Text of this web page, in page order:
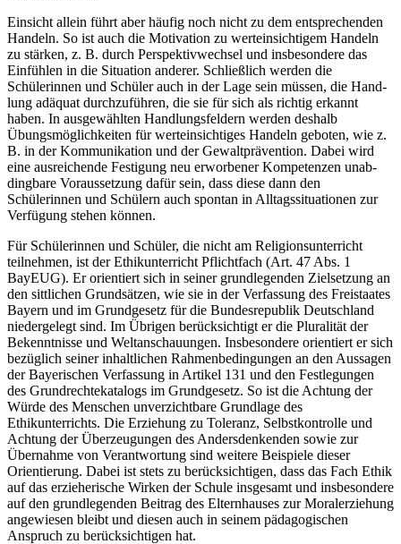
Einsicht allein führt aber häufig noch nicht zu dem entsprechenden
Handeln. So ist auch die Motivation zu werteinsichtigem Handeln
zu stärken, z. B. durch Perspektivwechsel und insbesondere das
Einfühlen in die Situation anderer. Schließlich werden die
Schülerinnen und Schüler auch in der Lage sein müssen, die Hand­
lung adäquat durchzuführen, die sie für sich als richtig erkannt
haben. In ausgewählten Handlungs­feldern werden deshalb
Übungsmöglichkeiten für werteinsichtiges Handeln geboten, wie z.
B. in der Kommu­nikation und der Gewaltprävention. Dabei wird
eine ausreichende Festigung neu erworbener Kompetenzen unab­
ding­bare Voraussetzung dafür sein, dass diese dann den
Schülerinnen und Schülern auch spontan in Alltagssituationen zur
Verfügung stehen können.
Für Schülerinnen und Schüler, die nicht am Religionsunterricht
teilnehmen, ist der Ethikunterricht Pflichtfach (Art. 47 Abs. 1
BayEUG). Er orientiert sich in seiner grundlegenden Zielsetzung an
den sittlichen Grundsätzen, wie sie in der Verfassung des Freistaates
Bayern und im Grundgesetz für die Bundesrepublik Deutschland
niedergelegt sind. Im Übrigen berücksichtigt er die Pluralität der
Bekenntnisse und Weltanschauungen. Insbesondere orientiert er sich
bezüglich seiner inhaltlichen Rahmenbedingungen an den Aussagen
der Bayerischen Verfassung in Artikel 131 und den Festlegungen
des Grundrechtekatalogs im Grundgesetz. So ist die Achtung der
Würde des Menschen unverzichtbare Grundlage des
Ethikunterrichts. Die Erziehung zu Tole­ranz, Selbstkontrolle und
Achtung der Überzeugungen des Andersdenkenden sowie zur
Übernahme von Ver­antwortung sind weitere Beispiele dieser
Orientierung. Dabei ist stets zu berücksichtigen, dass das Fach Ethik
auf das erzieherische Wirken der Schule insgesamt und insbesondere
auf den grundlegenden Beitrag des Elternhauses zur Moralerziehung
angewiesen bleibt und diesen auch in seinem pädagogischen
Anspruch zu berücksichtigen hat.